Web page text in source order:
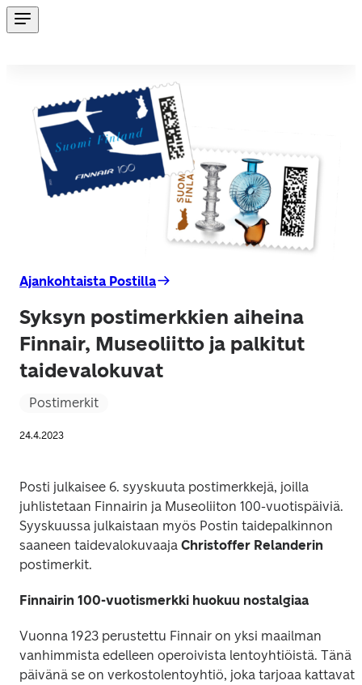
Ajankohtaista Postilla
Syksyn postimerkkien aiheina
Finnair, Museoliitto ja palkitut
taidevalokuvat
Postimerkit
24.4.2023
Posti julkaisee 6. syyskuuta postimerkkejä, joilla
juhlistetaan Finnairin ja Museoliiton 100-vuotispäiviä.
Syyskuussa julkaistaan myös Postin taidepalkinnon
saaneen taidevalokuvaaja Christoffer Relanderin
postimerkit.
Finnairin 100-vuotismerkki huokuu nostalgiaa
Vuonna 1923 perustettu Finnair on yksi maailman
vanhimmista edelleen operoivista lentoyhtiöistä. Tänä
päivänä se on verkostolentoyhtiö, joka tarjoaa kattavat